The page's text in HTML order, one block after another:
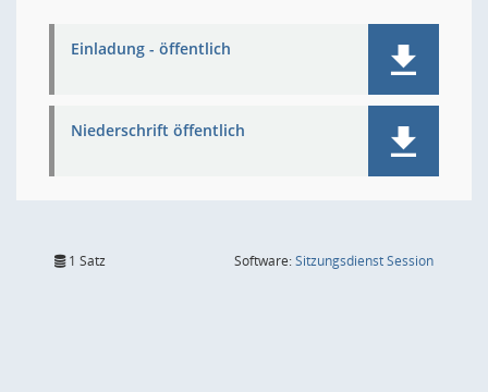
Einladung - öffentlich
Niederschrift öffentlich
1 Satz Software:SitzungsdienstSession(Wird in